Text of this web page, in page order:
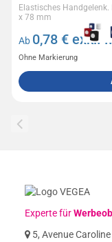
Elastisches
x 78 mm
Ab 0,78 € exkl.
Ohne Markierung
Experte für
5, Avenue Caroline